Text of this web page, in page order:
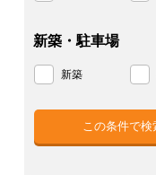
新築・駐車場
新築